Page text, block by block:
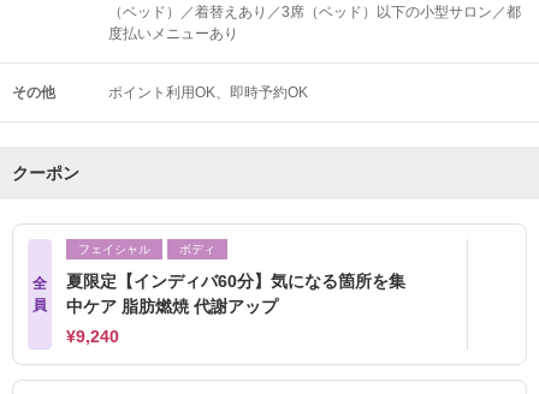
（ベッド）／着替えあり／3席（ベッド）以下の小型サロン／都
度払いメニューあり
その他 ポイント利用OK 即時予約OK
クーポン
全
員
フェイシャル ボディ
夏限定【インディバ60分】気になる箇所を集
中ケア 脂肪燃焼 代謝アップ
¥9,240